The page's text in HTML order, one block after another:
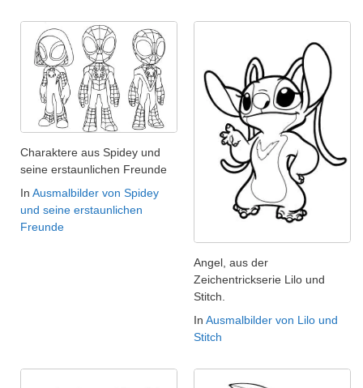
Charaktere aus Spidey und
seine erstaunlichen Freunde
In Ausmalbilder von Spidey
und seine erstaunlichen
Freunde
Angel, aus der
Zeichentrickserie Lilo und
Stitch.
In Ausmalbilder von Lilo und
Stitch